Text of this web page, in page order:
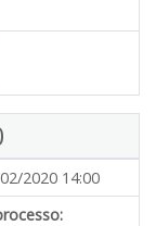
2020 14:00